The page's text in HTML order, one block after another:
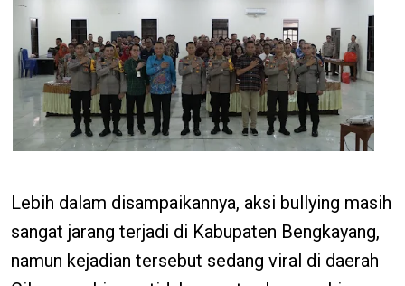
Lebih dalam disampaikannya, aksi bullying masih
sangat jarang terjadi di Kabupaten Bengkayang,
namun kejadian tersebut sedang viral di daerah